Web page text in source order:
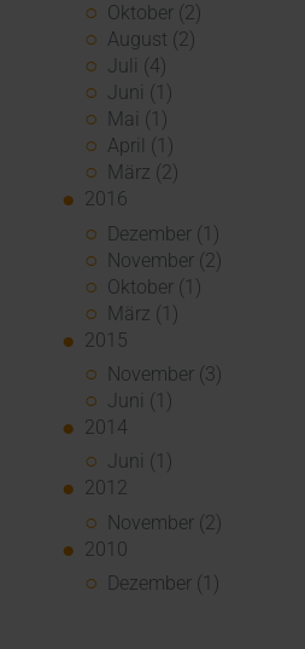
Oktober (2)
August (2)
Juli (4)
Juni (1)
Mai (1)
April (1)
März (2)
2016
Dezember (1)
November (2)
Oktober (1)
März (1)
2015
November (3)
Juni (1)
2014
Juni (1)
2012
November (2)
2010
Dezember (1)